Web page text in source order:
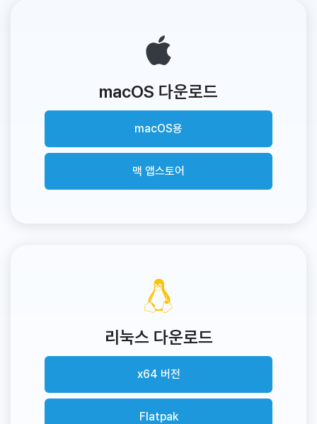
macOS 다운로드
macOS용
맥 앱스토어
리눅스 다운로드
x64 버전
Flatpak